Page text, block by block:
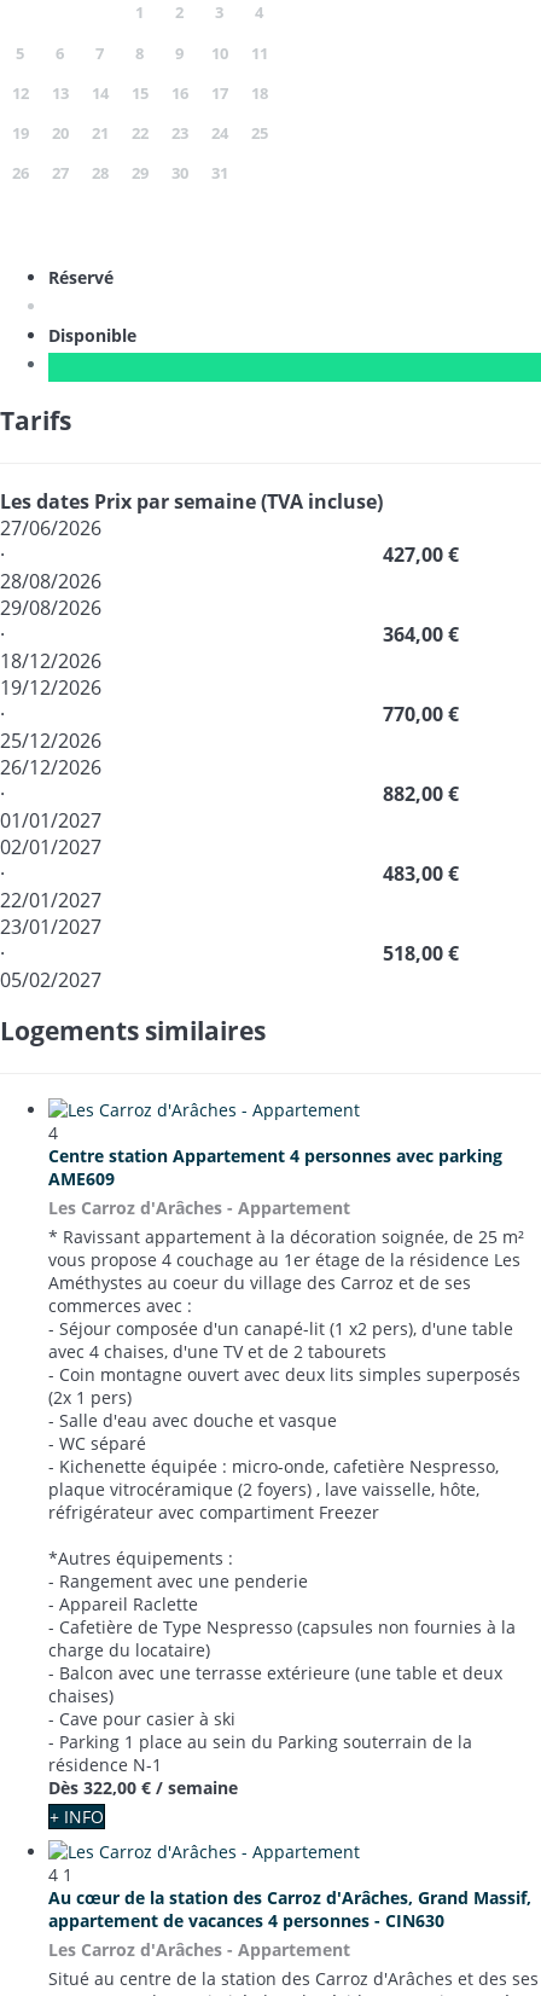
1 2 3
4
5
6 7 8 9 10
11
12
13 14 15 16 17
18
19
20 21 22 23 24
25
26
27 28 29 30 31
Réservé
Disponible
Tarifs
Les dates Prix par semaine (TVA incluse)
27/06/2026
·
28/08/2026
427,00 €
29/08/2026
·
18/12/2026
364,00 €
19/12/2026
·
25/12/2026
770,00 €
26/12/2026
·
01/01/2027
882,00 €
02/01/2027
·
22/01/2027
483,00 €
23/01/2027
·
05/02/2027
518,00 €
Logements similaires
4
Centre station Appartement 4 personnes avec parking
AME609
Les Carroz d'Arâches - Appartement
* Ravissant appartement à la décoration soignée, de 25 m²
vous propose 4 couchage au 1er étage de la résidence Les
Améthystes au coeur du village des Carroz et de ses
commerces avec :
- Séjour composée d'un canapé-lit (1 x2 pers), d'une table
avec 4 chaises, d'une TV et de 2 tabourets
- Coin montagne ouvert avec deux lits simples superposés
(2x 1 pers)
- Salle d'eau avec douche et vasque
- WC séparé
- Kichenette équipée : micro-onde, cafetière Nespresso,
plaque vitrocéramique (2 foyers) , lave vaisselle, hôte,
réfrigérateur avec compartiment Freezer
*Autres équipements :
- Rangement avec une penderie
- Appareil Raclette
- Cafetière de Type Nespresso (capsules non fournies à la
charge du locataire)
- Balcon avec une terrasse extérieure (une table et deux
chaises)
- Cave pour casier à ski
- Parking 1 place au sein du Parking souterrain de la
résidence N-1
Dès 322,00 € / semaine
+ INFO
4 1
Au cœur de la station des Carroz d'Arâches, Grand Massif,
appartement de vacances 4 personnes - CIN630
Les Carroz d'Arâches - Appartement
Situé au centre de la station des Carroz d'Arâches et des ses